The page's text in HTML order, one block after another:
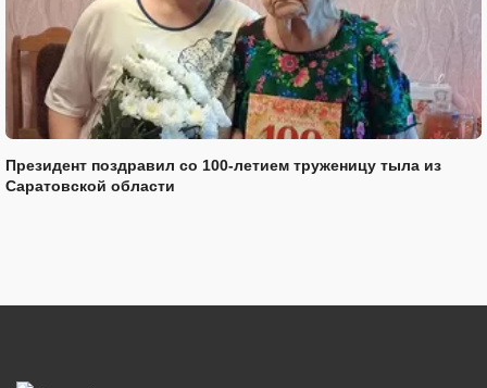
Президент поздравил со 100-летием труженицу тыла из
Саратовской области